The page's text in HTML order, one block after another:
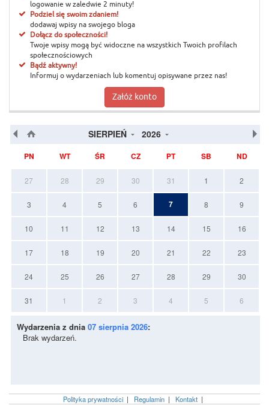
logowanie w zaledwie 2 minuty!
Podziel się swoim zdaniem!
dodawaj wpisy na swojego bloga
Dołącz do społeczności!
Twoje wpisy mogą być widoczne na wszystkich Twoich profilach
społecznościowych
Bądź aktywny!
Informuj o wydarzeniach lub komentuj opisywane przez nas!
Załóż konto
SIERPIEŃ 2026
PN WT ŚR CZ PT SB ND
27 28 29 30 31 1 2
3 4 5 6 7 8 9
10 11 12 13 14 15 16
17 18 19 20 21 22 23
24 25 26 27 28 29 30
31 1 2 3 4 5 6
Wydarzenia z dnia 07 sierpnia 2026:
Brak wydarzeń.
Polityka prywatności| Regulamin| Kontakt|